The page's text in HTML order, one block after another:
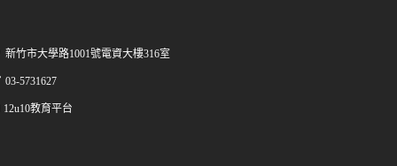
新竹市大學路1001號電資大樓316室
03-5731627
12u10教育平台